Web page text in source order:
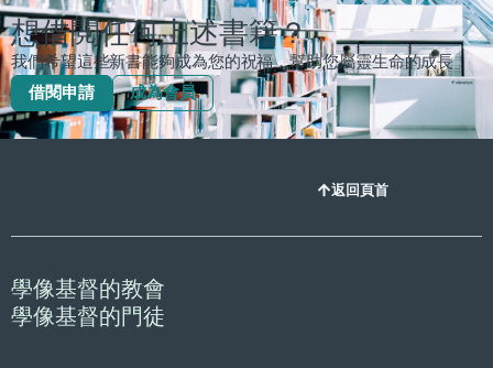
想借閲任何上述書籍？
我們希望這些新書能夠成為您的祝福，幫助您屬靈生命的成長！
借閱申請 成為會員
返回頁首
學像基督的教會
學像基督的門徒